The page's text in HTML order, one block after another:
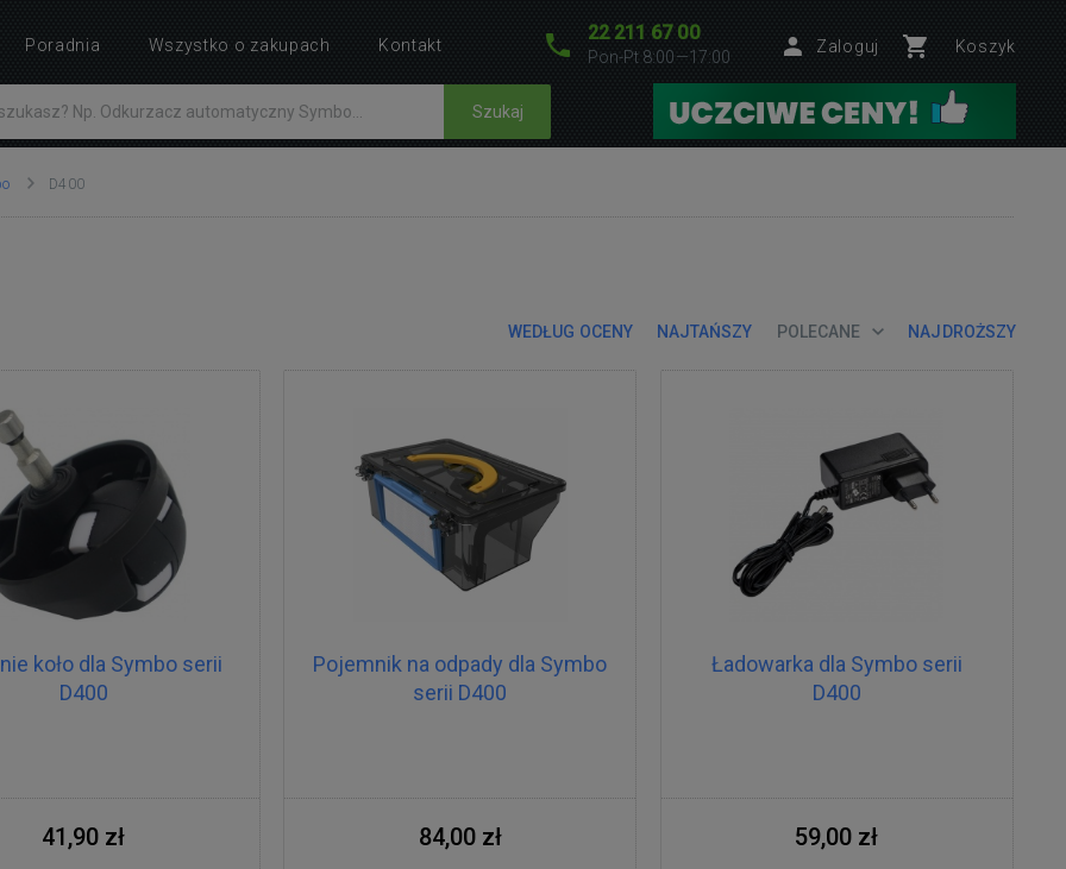
22 211 67 00
Pon-Pt 8:00—17:00
Zaloguj Koszyk
Szukaj
D400
WEDŁUG OCENY NAJTAŃSZY POLECANE NAJDROŻSZY
koło dla Symbo serii
D400
41,90 zł
Pojemnik na odpady dla Symbo
serii D400
84,00 zł
Ładowarka dla Symbo serii
D400
59,00 zł
Poradnia Wszystko o zakupach Kontakt